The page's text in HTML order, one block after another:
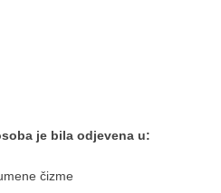
je bila odjevena u:
čizme